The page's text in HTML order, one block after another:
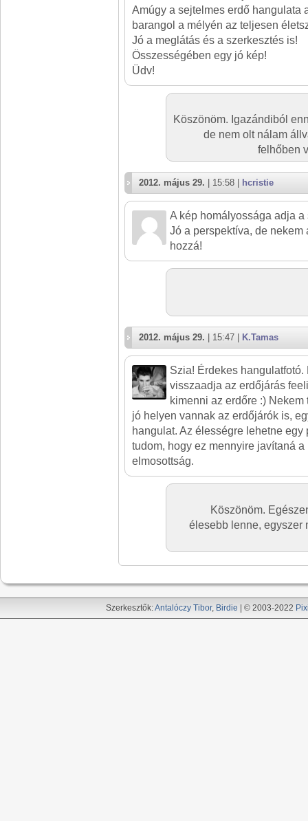
Amúgy a sejtelmes erdő hangulata
barangol a mélyén az teljesen
Jó a meglátás és a szerkesztés is!
Összességében egy jó kép!
Üdv!
Köszönöm. Igazándiból
de nem olt nálam
felhőben
2012. május 29. | 15:58 | hcristie
A kép homályossága adja
Jó a perspektíva, de
hozzá!
2012. május 29. | 15:47 | K.Tamas
Szia! Érdekes
visszaadja az erdőjárás
kimenni az erdőre :)
jó helyen vannak az erdőjárók is,
hangulat. Az élességre lehetne
tudom, hogy ez mennyire javítaná
elmosottság.
Köszönöm.
élesebb lenne, egyszer
Szerkesztők:Antalóczy Tibor, Birdie | © 2003-2022